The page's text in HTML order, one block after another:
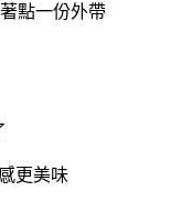
點一份外帶
更美味